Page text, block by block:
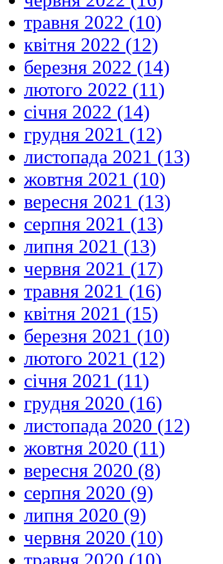
травня 2022 (10)
квітня 2022 (12)
березня 2022 (14)
лютого 2022 (11)
січня 2022 (14)
грудня 2021 (12)
листопада 2021 (13)
жовтня 2021 (10)
вересня 2021 (13)
серпня 2021 (13)
липня 2021 (13)
червня 2021 (17)
травня 2021 (16)
квітня 2021 (15)
березня 2021 (10)
лютого 2021 (12)
січня 2021 (11)
грудня 2020 (16)
листопада 2020 (12)
жовтня 2020 (11)
вересня 2020 (8)
серпня 2020 (9)
липня 2020 (9)
червня 2020 (10)
травня 2020 (10)